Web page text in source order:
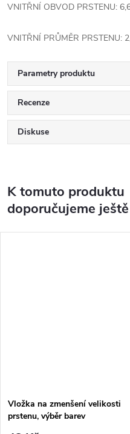
VNITŘNÍ OBVOD PRSTENU:
VNITŘNÍ PRŮMĚR PRSTENU:
Parametry produktu
Recenze
Diskuse
K tomuto produktu
doporučujeme
Vložka na zmenšení velikosti
prstenu, výběr barev